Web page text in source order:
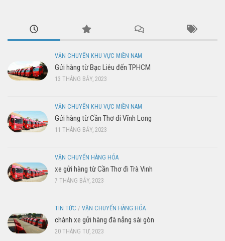
VẬN CHUYỂN KHU VỰC MIỀN NAM
Gửi hàng từ Bạc Liêu đến TPHCM
13 THÁNG BẢY, 2023
VẬN CHUYỂN KHU VỰC MIỀN NAM
Gửi hàng từ Cần Thơ đi Vĩnh Long
11 THÁNG BẢY, 2023
VẬN CHUYỂN HÀNG HÓA
xe gửi hàng từ Cần Thơ đi Trà Vinh
7 THÁNG BẢY, 2023
TIN TỨC / VẬN CHUYỂN HÀNG HÓA
chành xe gửi hàng đà nẵng sài gòn
20 THÁNG TƯ, 2023